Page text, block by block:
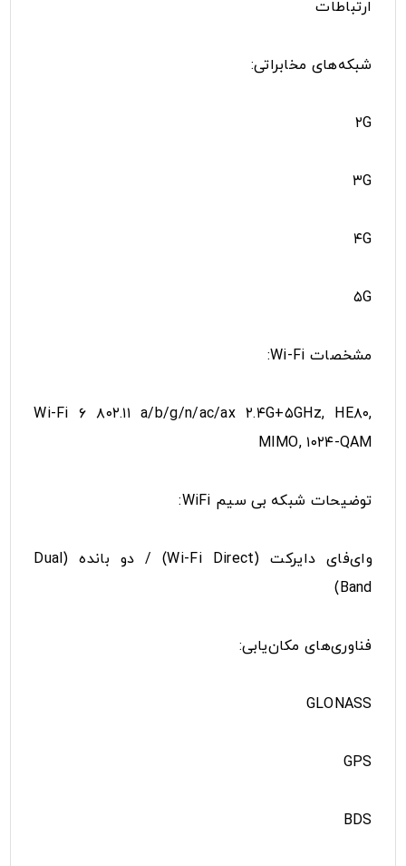
ارتباطات
شبکه‌های مخابراتی:
۲G
۳G
۴G
۵G
مشخصات Wi-Fi:
Wi-Fi ۶ ۸۰۲.۱۱ a/b/g/n/ac/ax ۲.۴G+۵GHz, HE۸۰,
MIMO, ۱۰۲۴-QAM
توضیحات شبکه بی سیم WiFi:
وای‌فای دایرکت (Wi-Fi Direct) / دو بانده (Dual
Band)
فناوری‌های مکان‌یابی:
GLONASS
GPS
BDS